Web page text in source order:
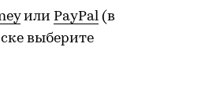
или PayPal (в
выберите